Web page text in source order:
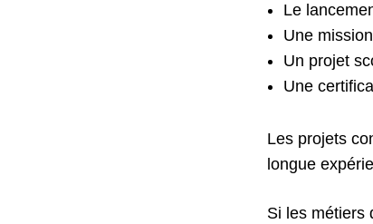
Le
Une
Un projet
Une
Les projets
longue
Si les métiers